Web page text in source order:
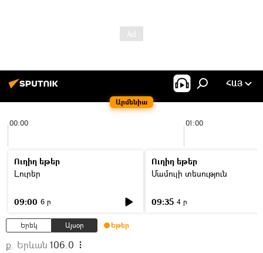
Արմենիա
ՀԱՅ
00:00 01:00
Ուղիղ եթեր
Լուրեր
09:00 6 ր
Ուղիղ եթեր
Մամուլի տեսություն
09:35 4 ր
Երեկ Այսօր Եթեր
ք. Երևան 106.0